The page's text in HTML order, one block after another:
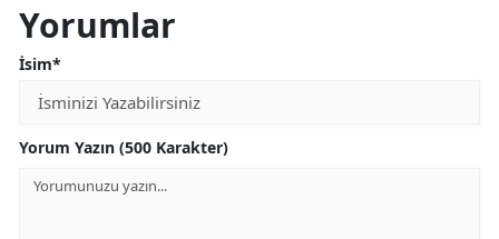
Yorumlar
İsim*
Yorum Yazın (500 Karakter)